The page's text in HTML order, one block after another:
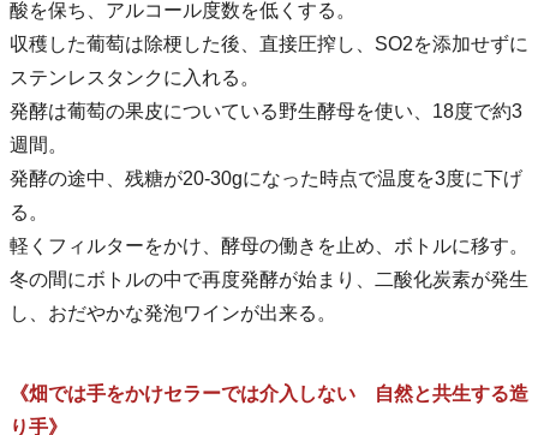
酸を保ち、アルコール度数を低くする。
収穫した葡萄は除梗した後、直接圧搾し、SO2を添加せずに
ステンレスタンクに入れる。
発酵は葡萄の果皮についている野生酵母を使い、18度で約3
週間。
発酵の途中、残糖が20-30gになった時点で温度を3度に下げ
る。
軽くフィルターをかけ、酵母の働きを止め、ボトルに移す。
冬の間にボトルの中で再度発酵が始まり、二酸化炭素が発生
し、おだやかな発泡ワインが出来る。
《畑では手をかけセラーでは介入しない 自然と共生する造
り手》